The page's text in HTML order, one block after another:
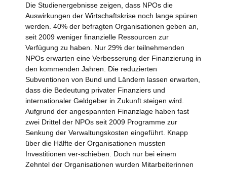
Die Studienergebnisse zeigen, dass NPOs die
Auswirkungen der Wirtschaftskrise noch lange spüren
werden. 40% der befragten Organisationen geben an,
seit 2009 weniger finanzielle Ressourcen zur
Verfügung zu haben. Nur 29% der teilnehmenden
NPOs erwarten eine Verbesserung der Finanzierung in
den kommenden Jahren. Die reduzierten
Subventionen von Bund und Ländern lassen erwarten,
dass die Bedeutung privater Finanziers und
internationaler Geldgeber in Zukunft steigen wird.
Aufgrund der angespannten Finanzlage haben fast
zwei Drittel der NPOs seit 2009 Programme zur
Senkung der Verwaltungskosten eingeführt. Knapp
über die Hälfte der Organisationen mussten
Investitionen ver-schieben. Doch nur bei einem
Zehntel der Organisationen wurden Mitarbeiterinnen